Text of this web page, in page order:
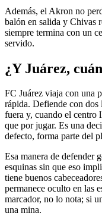
Además, el Akron no
balón en salida y Chivas
siempre termina con un
servido.
¿Y Juárez,
FC Juárez viaja con una
rápida. Defiende con dos
fuera y, cuando el centro
que por jugar. Es una
defecto, forma parte del
Esa manera de defender
esquinas sin que eso
tiene buenos
permanece oculto en las
marcador, no lo nota; si
una mina.